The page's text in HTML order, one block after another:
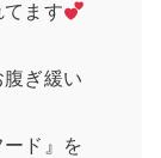
ます
ぎ緩い
ド』を